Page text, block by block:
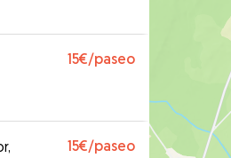
15€/paseo
15€/paseo